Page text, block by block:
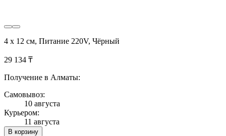
4 х 12 см, Питание 220V, Чёрный
29 134 ₸
Получение в Алматы:
Самовывоз:
10 августа
Курьером:
11 августа
В корзину